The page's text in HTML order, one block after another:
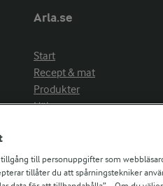
Arla.se
Start
Recept & mat
Produkter
Hälsa
Aktuellt
Om Arla
till personuppgifter som
tillåter du att spårningstekniker